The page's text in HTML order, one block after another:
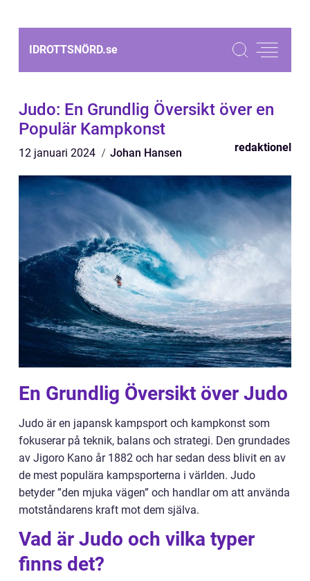
IDROTTSNÖRD.se
Judo: En Grundlig Översikt över en
Populär Kampkonst
12 januari 2024 Johan Hansen redaktionel
En Grundlig Översikt över Judo
Judo är en japansk kampsport och kampkonst som
fokuserar på teknik, balans och strategi. Den grundades
av Jigoro Kano år 1882 och har sedan dess blivit en av
de mest populära kampsporterna i världen. Judo
betyder ”den mjuka vägen” och handlar om att använda
motståndarens kraft mot dem själva.
Vad är Judo och vilka typer
finns det?